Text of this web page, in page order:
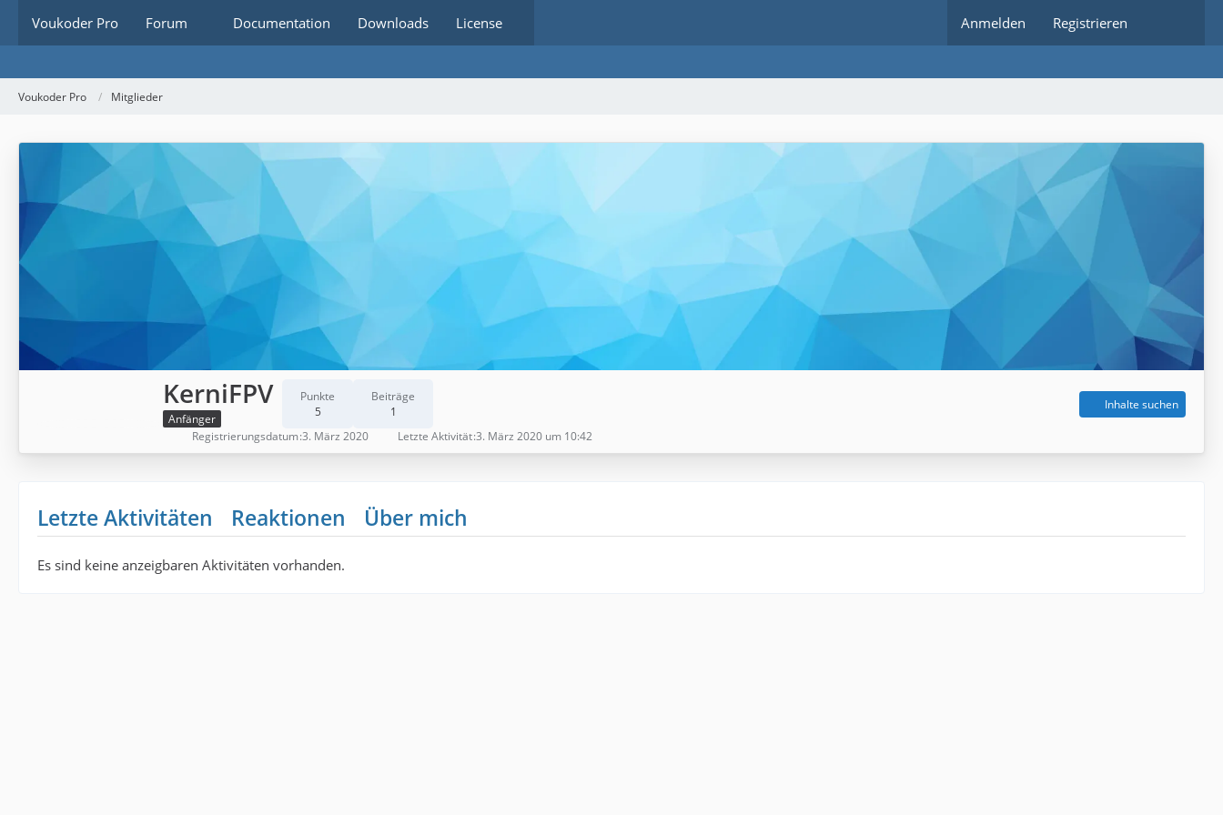
Voukoder Pro Forum Documentation Downloads License Anmelden Registrieren
Voukoder Pro Mitglieder
KerniFPV
Anfänger
Punkte
5
Beiträge
1
Inhalte suchen
Registrierungsdatum 3. März 2020 Letzte Aktivität 3. März 2020 um 10:42
Letzte Aktivitäten Reaktionen Über mich
Es sind keine anzeigbaren Aktivitäten vorhanden.